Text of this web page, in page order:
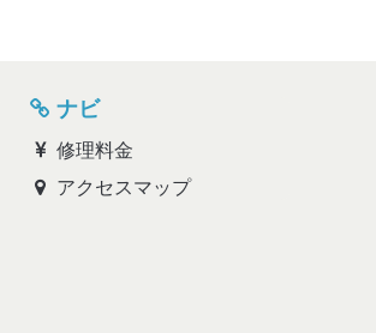
ナビ
修理料金
アクセスマップ